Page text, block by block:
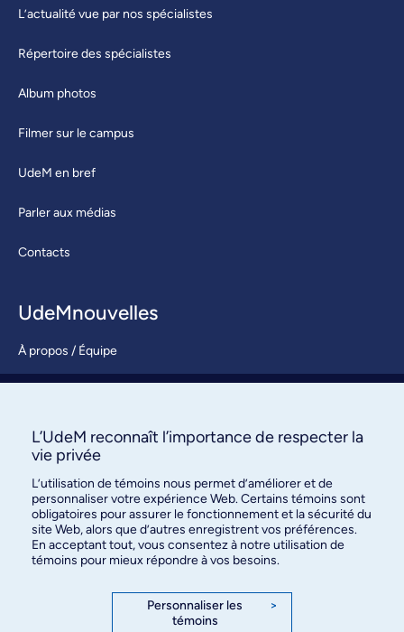
L’actualité vue par nos spécialistes
Répertoire des spécialistes
Album photos
Filmer sur le campus
UdeM en bref
Parler aux médias
Contacts
UdeMnouvelles
À propos / Équipe
S’abonner
des relations publiques
3744, rue Jean-Brillant, bureau 490
L’UdeM reconnaît l’importance de respecter la
vie privée
L’utilisation de témoins nous permet d’améliorer et de
personnaliser votre expérience Web. Certains témoins sont
obligatoires pour assurer le fonctionnement et la sécurité du
site Web, alors que d’autres enregistrent vos préférences.
En acceptant tout, vous consentez à notre utilisation de
témoins pour mieux répondre à vos besoins.
Personnaliser les
témoins
>